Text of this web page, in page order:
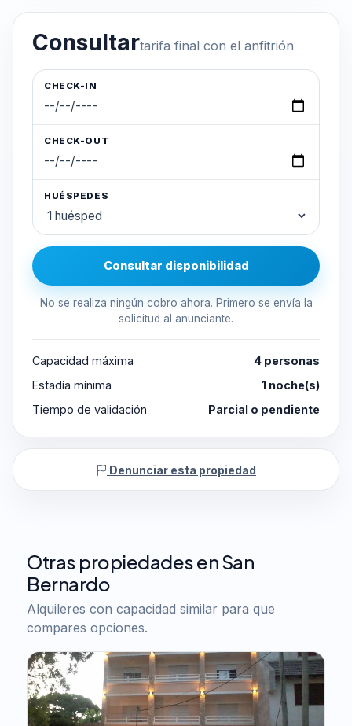
Consultartarifa final con el anfitrión
CHECK-IN
CHECK-OUT
HUÉSPEDES
Consultar disponibilidad
No se realiza ningún cobro ahora. Primero se envía la
solicitud al anunciante.
Capacidad máxima
4 personas
Estadía mínima
1 noche(s)
Tiempo de validación
Parcial o pendiente
Denunciar esta propiedad
Otras propiedades en San
Bernardo
Alquileres con capacidad similar para que
compares opciones.